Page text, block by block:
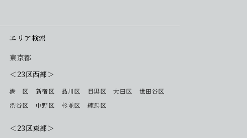
エリア検索
東京都
＜23区西部＞
港 区 新宿区 品川区 目黒区 大田区
世田谷区
渋谷区
中野区 杉並区 練馬区
＜23区東部＞